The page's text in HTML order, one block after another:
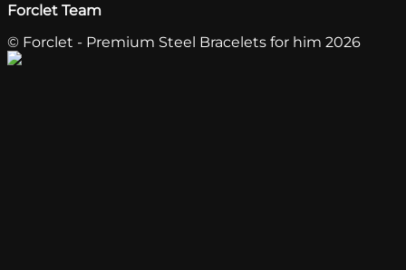
Forclet Team
© Forclet - Premium Steel Bracelets for him 2026